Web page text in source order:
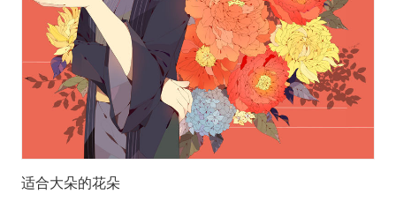
适合大朵的花朵